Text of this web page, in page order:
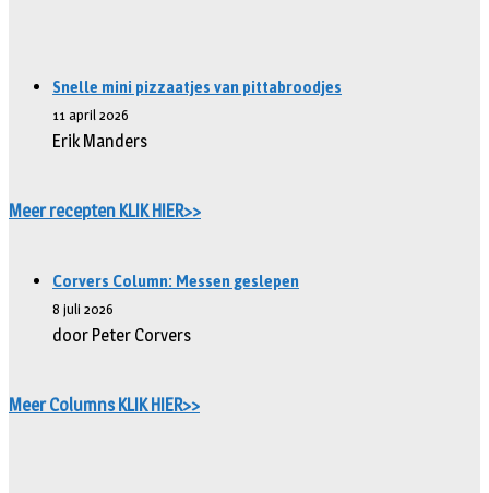
Snelle mini pizzaatjes van pittabroodjes
11 april 2026
Erik Manders
Meer recepten KLIK HIER>>
Corvers Column: Messen geslepen
8 juli 2026
door Peter Corvers
Meer Columns KLIK HIER>>